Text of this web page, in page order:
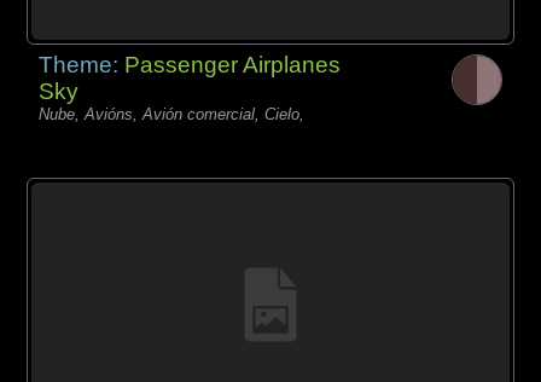
Theme: Passenger Airplanes
Sky
Nube, Avións, Avión comercial, Cielo,